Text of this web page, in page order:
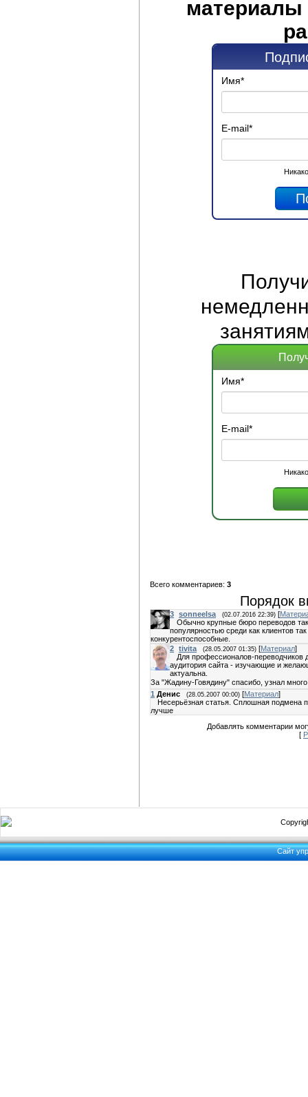
материалы
Имя*
E-mail*
Имя*
E-mail*
Всего комментариев: 3
Порядок
3 sonneelsa (02.07.2016 22:39) [
Обычно крупные бюро переводов
популярностью среди как клиентов
конкурентоспособные.
2 tivita (28.05.2007 01:35) [Материал]
Для профессионалов-переводчиков
аудитория сайта - изучающие и
актуальна.
За "Жадину-Говядину" спасибо, узнал
1 Денис (28.05.2007 00:00) [Материал]
Несерьёзная статья. Сплошная подмена
лучше
Добавлять комментарии
[
Сайт